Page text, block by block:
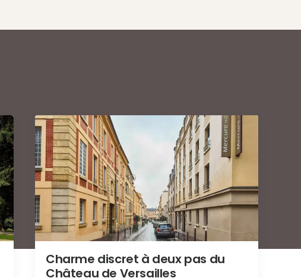
Charme discret à deux pas du
Château de Versailles